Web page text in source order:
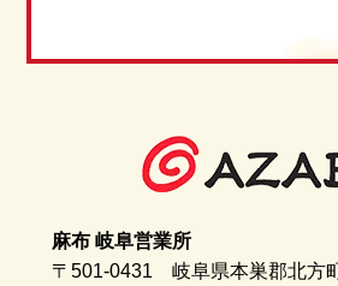
麻布 岐阜営業所
〒501-0431 岐阜県本巣郡北方